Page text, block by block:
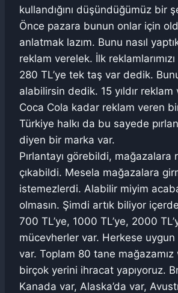
kullandığını düşündüğümüz bir
Önce pazara bunun onlar için
anlatmak lazım. Bunu nasıl
reklam verelek. İlk reklamlarımızı
280 TL’ye tek taş var dedik.
alabilirsin dedik. 15 yıldır reklam
Coca Cola kadar reklam veren
Türkiye halkı da bu sayede
diyen bir marka var.
Pırlantayı görebildi, mağazalara
çıkabildi. Mesela mağazalara
istemezlerdi. Alabilir miyim
olmasın. Şimdi artık biliyor
700 TL’ye, 1000 TL’ye, 2000
mücevherler var. Herkese uygun
var. Toplam 80 tane mağazamız
birçok yerini ihracat yapıyoruz.
Kanada var, Alaska’da var,